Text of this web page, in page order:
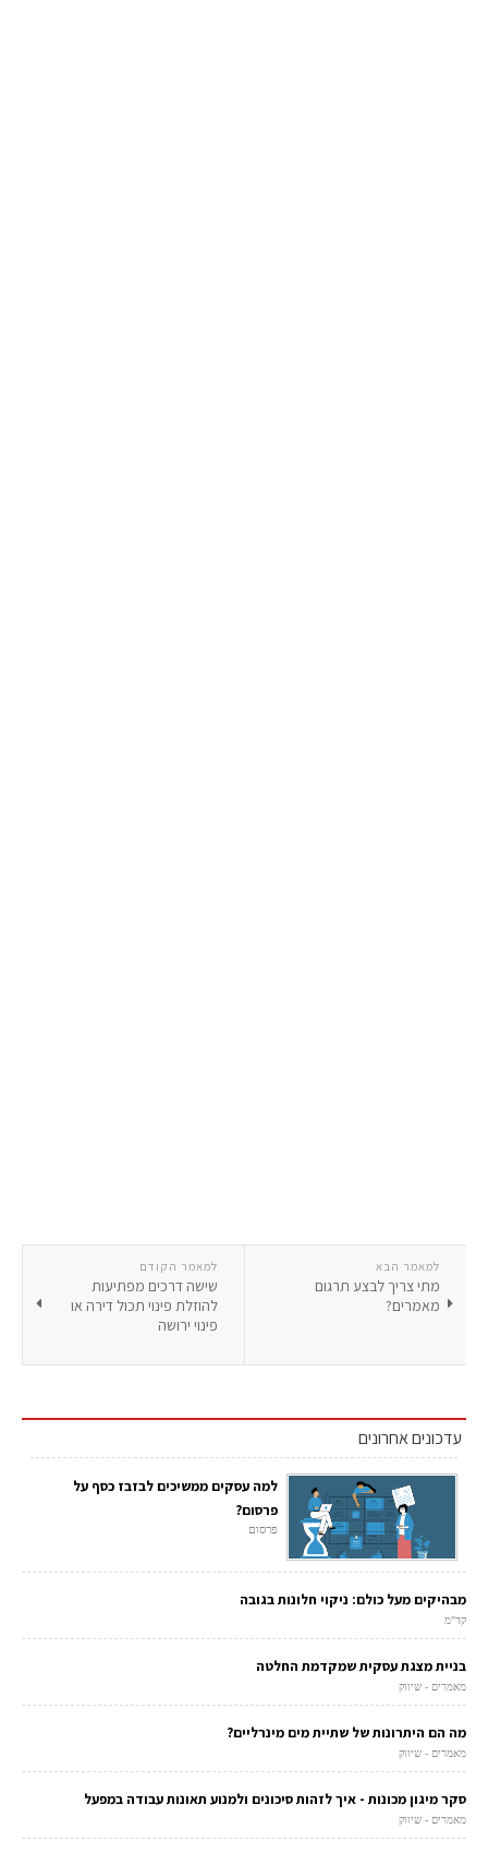
למאמר הקודם
שישה דרכים מפתיעות
להוזלת פינוי תכול דירה או
פינוי ירושה
למאמר הבא
מתי צריך לבצע תרגום
מאמרים?
עדכונים אחרונים
למה עסקים ממשיכים לבזבז כסף על
פרסום?
פרסום
מבהיקים מעל כולם: ניקוי חלונות בגובה
קד"מ
בניית מצגת עסקית שמקדמת החלטה
מאמרים - שיווק
מה הם היתרונות של שתיית מים מינרליים?
מאמרים - שיווק
סקר מיגון מכונות - איך לזהות סיכונים ולמנוע תאונות עבודה במפעל
מאמרים - שיווק